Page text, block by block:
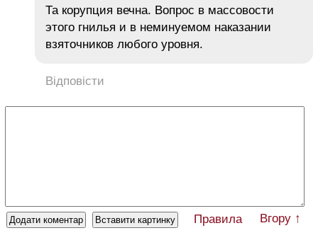
Та корупция вечна. Вопрос в массовости
этого гнилья и в неминуемом наказании
взяточников любого уровня.
Відповісти
Правила Вгору ↑